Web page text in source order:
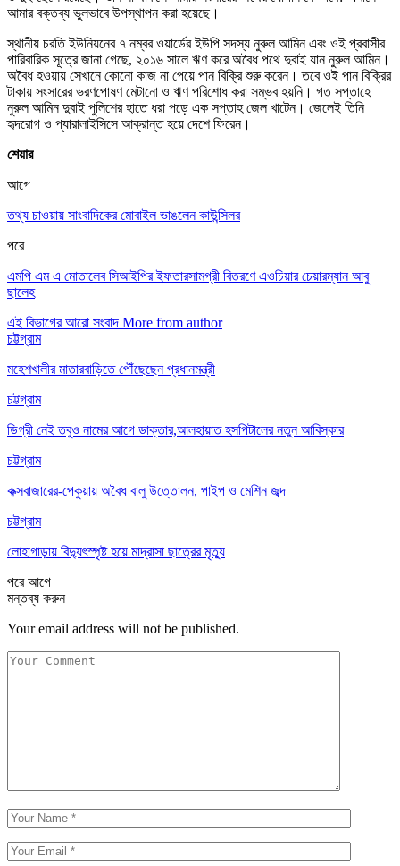
আমার বক্তব্য ভুলভাবে উপস্থাপন করা হয়েছে।
স্থানীয় চরতি ইউনিয়নের ৭ নম্বর ওয়ার্ডের ইউপি সদস্য নুরুল আমিন এবং ওই প্রবাসীর
পারিবারিক সূত্রে জানা গেছে, ২০১৬ সালে ঋণ করে অবৈধ পথে দুবাই যান নুরুল আমিন।
অবৈধ হওয়ায় সেখানে কোনো কাজ না পেয়ে পান বিক্রি শুরু করেন। তবে ওই পান বিক্রির
টাকায় সংসারের ভরণপোষণ মেটানো ও ঋণ পরিশোধ করা সম্ভব হয়নি। গত সপ্তাহে
নুরুল আমিন দুবাই পুলিশের হাতে ধরা পড়ে এক সপ্তাহ জেল খাটেন। জেলেই তিনি
হৃদরোগ ও প্যারালাইসিসে আক্রান্ত হয়ে দেশে ফিরেন।
শেয়ার
আগে
তথ্য চাওয়ায় সাংবাদিকের মোবাইল ভাঙলেন কাউন্সিলর
পরে
এমপি এম এ মোতালেব সিআইপির ইফতারসামগ্রী বিতরণে এওচিয়ার চেয়ারম্যান আবু
ছালেহ
এই বিভাগের আরো সংবাদ More from author
চট্টগ্রাম
মহেশখালীর মাতারবাড়িতে পৌঁছেছেন প্রধানমন্ত্রী
চট্টগ্রাম
ডিগ্রী নেই তবুও নামের আগে ডাক্তার,আলহায়াত হসপিটালের নতুন আবিস্কার
চট্টগ্রাম
কক্সবাজারের-পেকুয়ায় অবৈধ বালু উত্তোলন, পাইপ ও মেশিন জব্দ
চট্টগ্রাম
লোহাগাড়ায় বিদ্যুৎস্পৃষ্ট হয়ে মাদ্রাসা ছাত্রের মৃত্যু
পরেআগে
মন্তব্য করুন
Your email address will not be published.